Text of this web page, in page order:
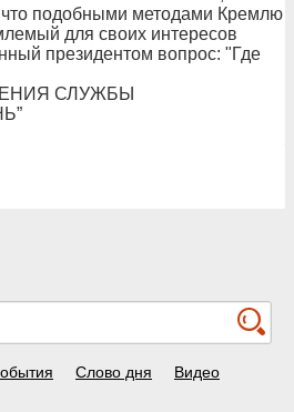
подобными методами Кремлю
для своих интересов
президентом вопрос: "Где
СЛУЖБЫ
Слово дня Видео